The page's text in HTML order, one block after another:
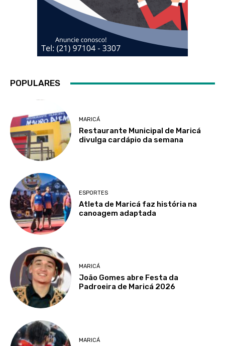
POPULARES
MARICÁ
Restaurante Municipal de Maricá
divulga cardápio da semana
ESPORTES
Atleta de Maricá faz história na
canoagem adaptada
MARICÁ
João Gomes abre Festa da
Padroeira de Maricá 2026
MARICÁ